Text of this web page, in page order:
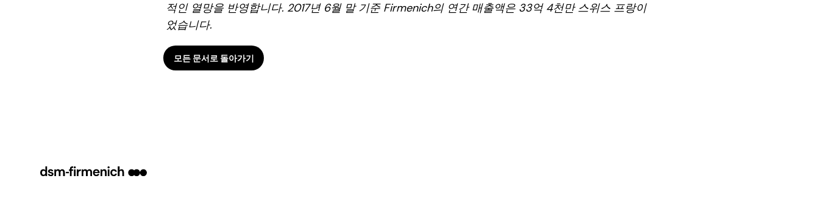
적인 열망을 반영합니다. 2017년 6월 말 기준 Firmenich의 연간 매출액은 33억 4천만 스위스 프랑이
었습니다.
모든 문서로 돌아가기